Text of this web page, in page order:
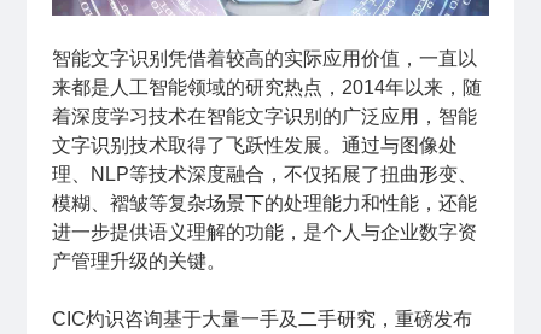
智能文字识别凭借着较高的实际应用价值，一直以
来都是人工智能领域的研究热点，2014年以来，随
着深度学习技术在智能文字识别的广泛应用，智能
文字识别技术取得了飞跃性发展。通过与图像处
理、NLP等技术深度融合，不仅拓展了扭曲形变、
模糊、褶皱等复杂场景下的处理能力和性能，还能
进一步提供语义理解的功能，是个人与企业数字资
产管理升级的关键。
CIC灼识咨询基于大量一手及二手研究，重磅发布